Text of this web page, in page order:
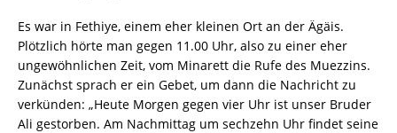
Es war in Fethiye, einem eher kleinen Ort an der Ägäis.
Plötzlich hörte man gegen 11.00 Uhr, also zu einer eher
ungewöhnlichen Zeit, vom Minarett die Rufe des Muezzins.
Zunächst sprach er ein Gebet, um dann die Nachricht zu
verkünden: „Heute Morgen gegen vier Uhr ist unser Bruder
Ali gestorben. Am Nachmittag um sechzehn Uhr findet seine